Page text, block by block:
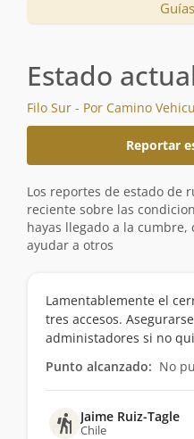
Estado
Filo Sur - Por Camino
Reportar
Los reportes de estado de
reciente sobre las
hayas llegado a la
ayudar a otros
Lamentablemente el
tres accesos.
administadores si no
Punto alcanzado: No
Jaime Ruiz-Tagle
Chile